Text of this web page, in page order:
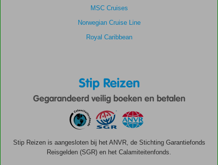
MSC Cruises
Norwegian Cruise Line
Royal Caribbean
Stip Reizen
Gegarandeerd veilig boeken en betalen
Stip Reizen is aangesloten bij het ANVR, de Stichting Garantiefonds
Reisgelden (SGR) en het Calamiteitenfonds.